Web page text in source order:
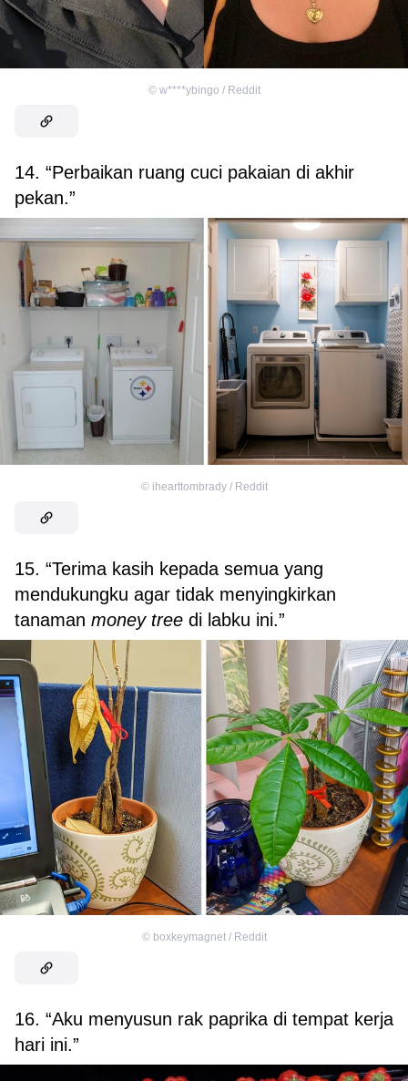
© w****ybingo / Reddit
14. “Perbaikan ruang cuci pakaian di akhir
pekan.”
© ihearttombrady / Reddit
15. “Terima kasih kepada semua yang
mendukungku agar tidak menyingkirkan
tanaman money tree di labku ini.”
© boxkeymagnet / Reddit
16. “Aku menyusun rak paprika di tempat kerja
hari ini.”